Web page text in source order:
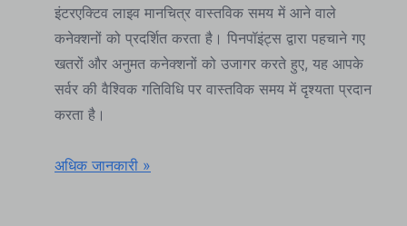
इंटरएक्टिव लाइव मानचित्र वास्तविक समय में आने वाले
कनेक्शनों को प्रदर्शित करता है। पिनपॉइंट्स द्वारा पहचाने गए
खतरों और अनुमत कनेक्शनों को उजागर करते हुए, यह आपके
सर्वर की वैश्विक गतिविधि पर वास्तविक समय में दृश्यता प्रदान
करता है।
अधिक जानकारी »